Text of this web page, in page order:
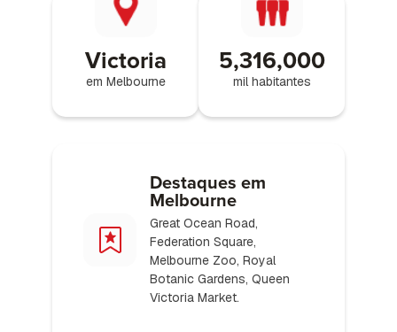
Victoria
em Melbourne
5,316,000
mil habitantes
Destaques em
Melbourne
Great Ocean Road,
Federation Square,
Melbourne Zoo, Royal
Botanic Gardens, Queen
Victoria Market.